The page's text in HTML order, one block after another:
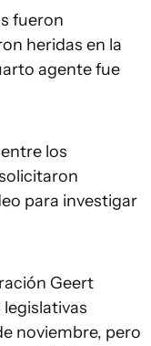
fueron
heridas en la
agente fue
los
para investigar
Geert
noviembre, pero